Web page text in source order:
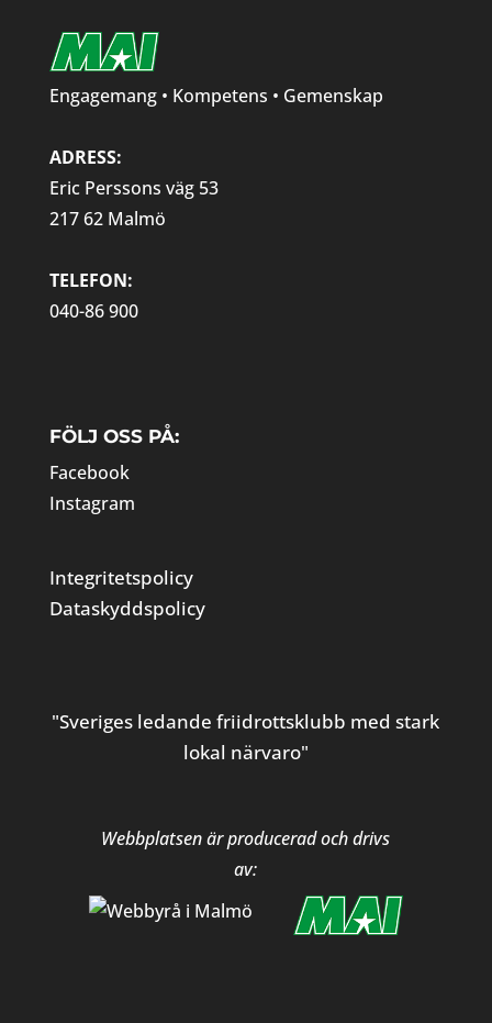
Engagemang • Kompetens • Gemenskap
ADRESS:
Eric Perssons väg 53
217 62 Malmö
TELEFON:
040-86 900
FÖLJ OSS PÅ:
Facebook
Instagram
Integritetspolicy
Dataskyddspolicy
"Sveriges ledande friidrottsklubb med stark
lokal närvaro"
Webbplatsen är producerad och drivs
av: